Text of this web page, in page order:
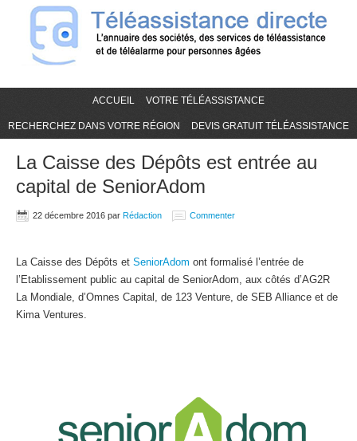
ACCUEIL VOTRE TÉLÉASSISTANCE
RECHERCHEZ DANS VOTRE RÉGION DEVIS GRATUIT TÉLÉASSISTANCE
La Caisse des Dépôts est entrée au
capital de SeniorAdom
22 décembre 2016 par Rédaction Commenter
La Caisse des Dépôts et SeniorAdom ont formalisé l’entrée de
l’Etablissement public au capital de SeniorAdom, aux côtés d’AG2R
La Mondiale, d’Omnes Capital, de 123 Venture, de SEB Alliance et de
Kima Ventures.